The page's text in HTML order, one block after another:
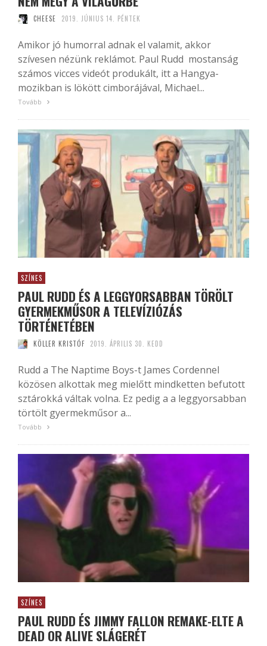
CHEESE 2019. JÚNIUS 14. PÉNTEK
Amikor jó humorral adnak el valamit, akkor
szívesen nézünk reklámot. Paul Rudd mostanság
számos vicces videót produkált, itt a Hangya-
mozikban is lökött cimborájával, Michael...
Tovább
SZÍNES
PAUL RUDD ÉS A LEGGYORSABBAN TÖRÖLT
GYERMEKMŰSOR A TELEVÍZIÓZÁS
TÖRTÉNETÉBEN
KÖLLER KRISTÓF 2019. ÁPRILIS 30. KEDD
Rudd a The Naptime Boys-t James Cordennel
közösen alkottak meg mielőtt mindketten befutott
sztárokká váltak volna. Ez pedig a a leggyorsabban
törtölt gyermekműsor a...
Tovább
SZÍNES
PAUL RUDD ÉS JIMMY FALLON REMAKE-ELTE A
DEAD OR ALIVE SLÁGERÉT